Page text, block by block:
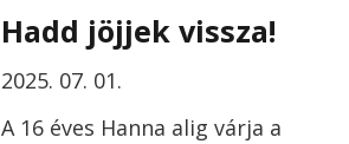
Hadd jöjjek vissza!
2025. 07. 01.
A 16 éves Hanna alig várja a